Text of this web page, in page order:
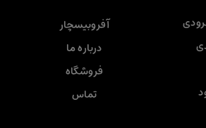
آفروبیسچار
درباره ما
فروشگاه
تماس